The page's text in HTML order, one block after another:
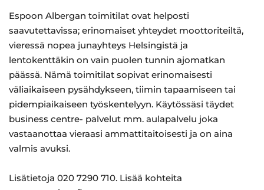
Espoon Albergan toimitilat ovat helposti
saavutettavissa; erinomaiset yhteydet moottoriteiltä,
vieressä nopea junayhteys Helsingistä ja
lentokenttäkin on vain puolen tunnin ajomatkan
päässä. Nämä toimitilat sopivat erinomaisesti
väliaikaiseen pysähdykseen, tiimin tapaamiseen tai
pidempiaikaiseen työskentelyyn. Käytössäsi täydet
business centre- palvelut mm. aulapalvelu joka
vastaanottaa vieraasi ammattitaitoisesti ja on aina
valmis avuksi.
Lisätietoja 020 7290 710. Lisää kohteita